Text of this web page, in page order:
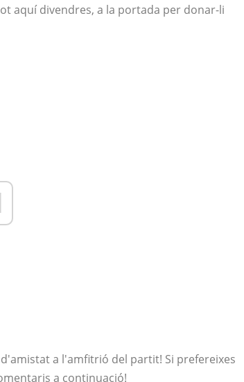
aquí divendres, a la portada per donar-li
a l'amfitrió del partit! Si prefereixes
a continuació!